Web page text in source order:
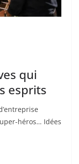
qui
esprits
héros… Idées